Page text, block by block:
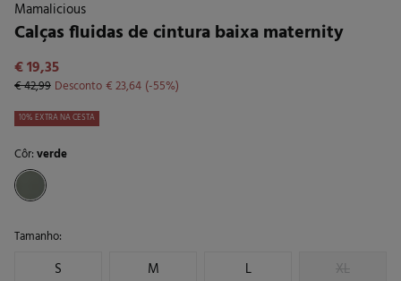
Mamalicious
Calças fluidas de cintura baixa maternity
€ 19,35
€ 42,99 Desconto€ 23,64 55
10% EXTRA NA CESTA
Côr:verde
Tamanho:
S M L XL